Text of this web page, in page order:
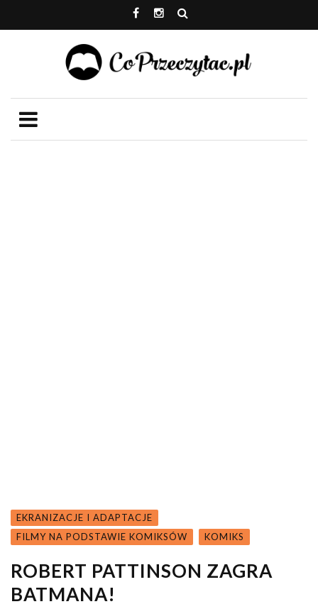
EKRANIZACJE I ADAPTACJE
FILMY NA PODSTAWIE KOMIKSÓW
KOMIKS
ROBERT PATTINSON ZAGRA
BATMANA!